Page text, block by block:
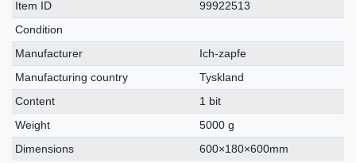
Ceres::Template.singleItemTechnicalDataAttribute
Ceres::Template.singleItemTechnicalDataValue
Item ID
99922513
Condition
Manufacturer
Ich-zapfe
Manufacturing country
Tyskland
Content
1 bit
Weight
5000 g
Dimensions
600×180×600mm